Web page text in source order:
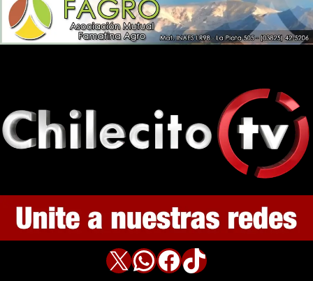
X WhatsApp Facebook TikTok